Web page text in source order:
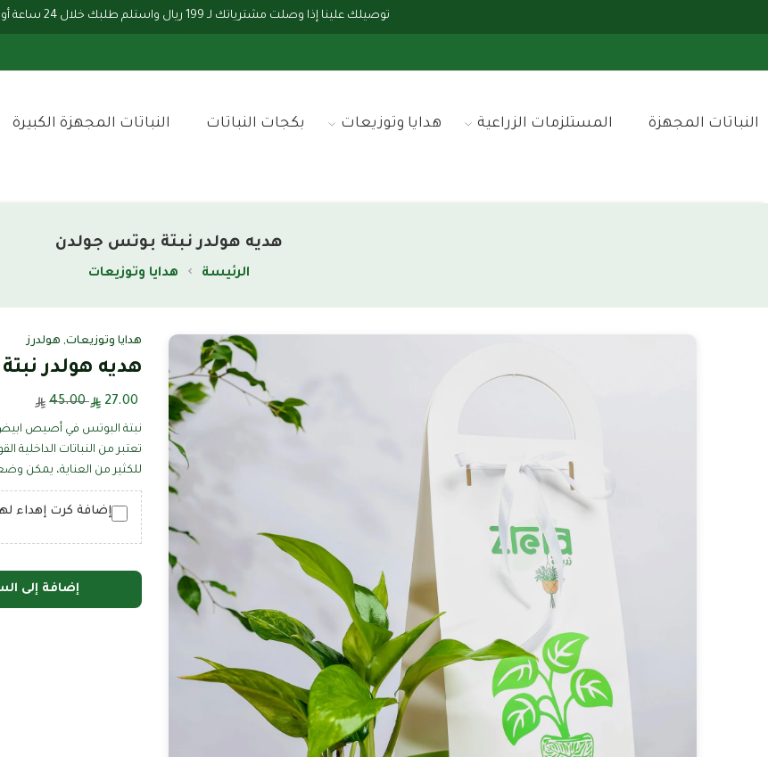
النباتات المجهزة المستلزمات الزراعية هدايا وتوزيعات بكجات النباتات النباتات المجهزة الكبيرة
هديه هولدر نبتة بوتس جولدن
الرئيسة هدايا وتوزيعات
هدايا وتوزيعات, هولدرز
هديه هولدر
45.00
نبتة البوتس في أصيص
تعتبر من النباتات الداخلية
للكثير من العناية، يمكن
إضافة كرت إهداء لهذا
إضافة إلى
توصيلك علينا إذا وصلت مشترياتك لـ 199 ريال واستلم طلبك خلال 24 ساعة أو اقل